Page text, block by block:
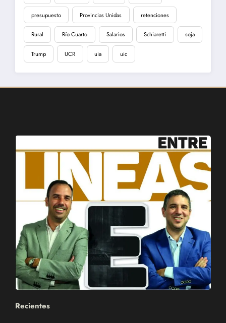
presupuesto Provincias Unidas retenciones
Rural Río Cuarto Salarios Schiaretti soja
Trump UCR uia uic
Recientes